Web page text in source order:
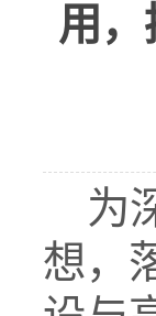
用
为
想，